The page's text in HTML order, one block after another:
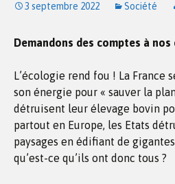
3 septembre 2022 Société
Demandons des comptes à
L’écologie rend fou ! La France
son énergie pour « sauver la
détruisent leur élevage bovin
partout en Europe, les Etats
paysages en édifiant de
qu’est-ce qu’ils ont donc tous ?